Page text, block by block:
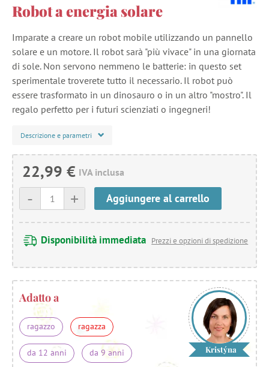
Robot a energia solare
Imparate a creare un robot mobile utilizzando un pannello
solare e un motore. Il robot sarà "più vivace" in una giornata
di sole. Non servono nemmeno le batterie: in questo set
sperimentale troverete tutto il necessario. Il robot può
essere trasformato in un dinosauro o in un altro "mostro". Il
regalo perfetto per i futuri scienziati o ingegneri!
Descrizione e parametri
22,99 € IVA inclusa
+
- Aggiungere al carrello
Disponibilità immediata Prezzi e opzioni di spedizione
Adatto a
ragazzo ragazza
da 12 anni da 9 anni Kristýna